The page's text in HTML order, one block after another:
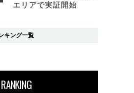
エリアで実証開始
キング一覧